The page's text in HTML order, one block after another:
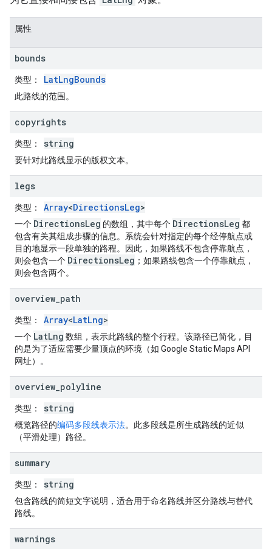
属性
bounds
类型 ： LatLngBounds
此路线的范围。
copyrights
类型 ： string
要针对此路线显示的版权文本。
legs
类型 ： Array<DirectionsLeg>
一个 DirectionsLeg 的数组，其中每个 DirectionsLeg 都
包含有关其组成步骤的信息。系统会针对指定的每个经停航点或
目的地显示一段单独的路程。因此，如果路线不包含停靠航点，
则会包含一个 DirectionsLeg ；如果路线包含一个停靠航点，
则会包含两个。
overview path
类型 ： Array<LatLng>
一个 LatLng 数组，表示此路线的整个行程。该路径已简化，目
的是为了适应需要少量顶点的环境（如 Google Static Maps API
网址）。
overview polyline
类型 ： string
概览路径的编码多段线表示法。此多段线是所生成路线的近似
（平滑处理）路径。
summary
类型 ： string
包含路线的简短文字说明，适合用于命名路线并区分路线与替代
路线。
warnings